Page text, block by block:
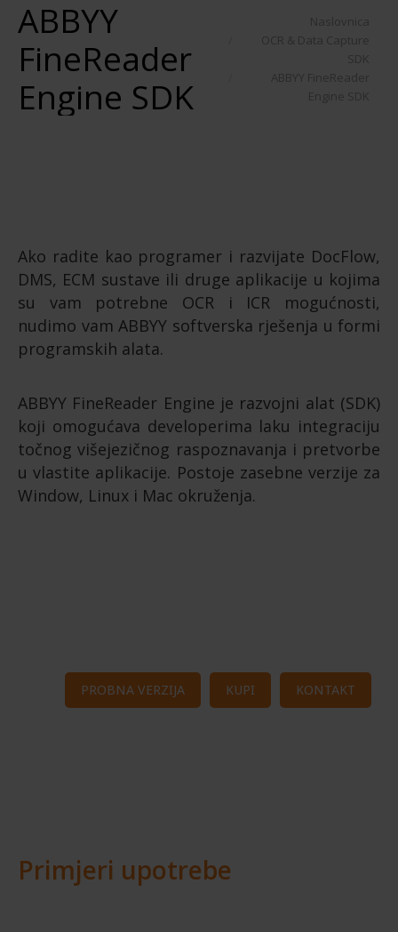
ABBYY
FineReader
Engine SDK
Ako radite kao programer i razvijate DocFlow,
DMS, ECM sustave ili druge aplikacije u kojima
su vam potrebne OCR i ICR mogućnosti,
nudimo vam ABBYY softverska rješenja u formi
programskih alata.
ABBYY FineReader Engine je razvojni alat (SDK)
koji omogućava developerima laku integraciju
točnog višejezičnog raspoznavanja i pretvorbe
u vlastite aplikacije. Postoje zasebne verzije za
Window, Linux i Mac okruženja.
PROBNA VERZIJA KUPI KONTAKT
Primjeri upotrebe